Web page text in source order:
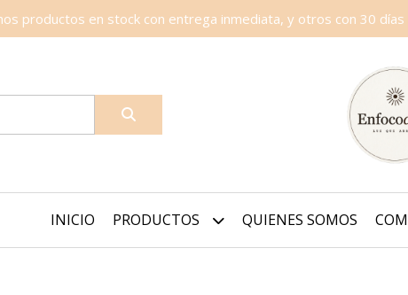
productos en stock con entrega inmediata, y otros con 30
INICIO PRODUCTOS QUIENES SOMOS